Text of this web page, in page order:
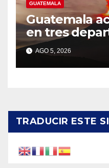
GUATEMALA
Guatemala
en tres
cercanos al
AGO 5, 2026
TRADUCIR ESTE